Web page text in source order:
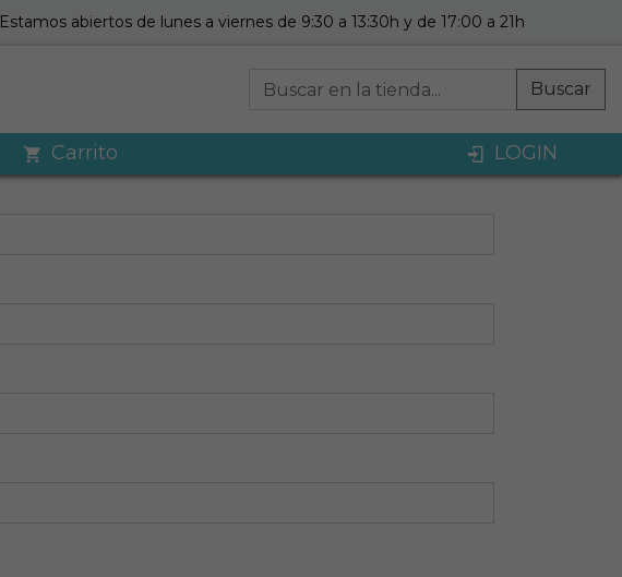
Estamos abiertos de lunes a viernes de 9:30 a 13:30h y de 17:00 a 21h
Buscar
Carrito LOGIN